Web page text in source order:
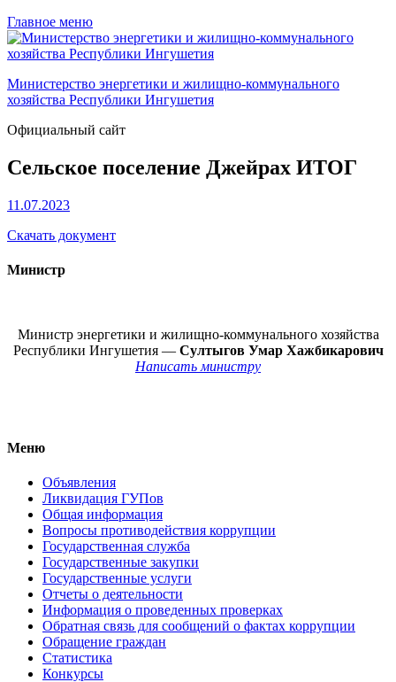
Главное меню
Министерство энергетики и жилищно-коммунального
хозяйства Республики Ингушетия
Официальный сайт
Сельское поселение Джейрах ИТОГ
11.07.2023
Скачать документ
Министр
Министр энергетики и жилищно-коммунального хозяйства
Республики Ингушетия — Султыгов Умар Хажбикарович
Написать министру
Меню
Объявления
Ликвидация ГУПов
Общая информация
Вопросы противодействия коррупции
Государственная служба
Государственные закупки
Государственные услуги
Отчеты о деятельности
Информация о проведенных проверках
Обратная связь для сообщений о фактах коррупции
Обращение граждан
Статистика
Конкурсы